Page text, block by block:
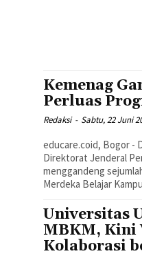
Kemenag
Perluas
Redaksi - Sabtu, 22 Juni
educare.coid, Bogor -
Direktorat Jenderal
menggandeng
Merdeka Belajar
Universitas
MBKM, Kini
Kolaborasi